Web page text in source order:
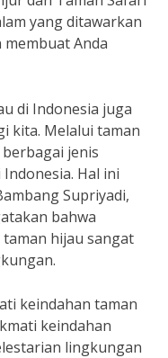
yang ditawarkan
Anda
di Indonesia juga
kita. Melalui taman
jenis
Hal ini
Supriyadi,
bahwa
hijau sangat
keindahan taman
keindahan
lingkungan